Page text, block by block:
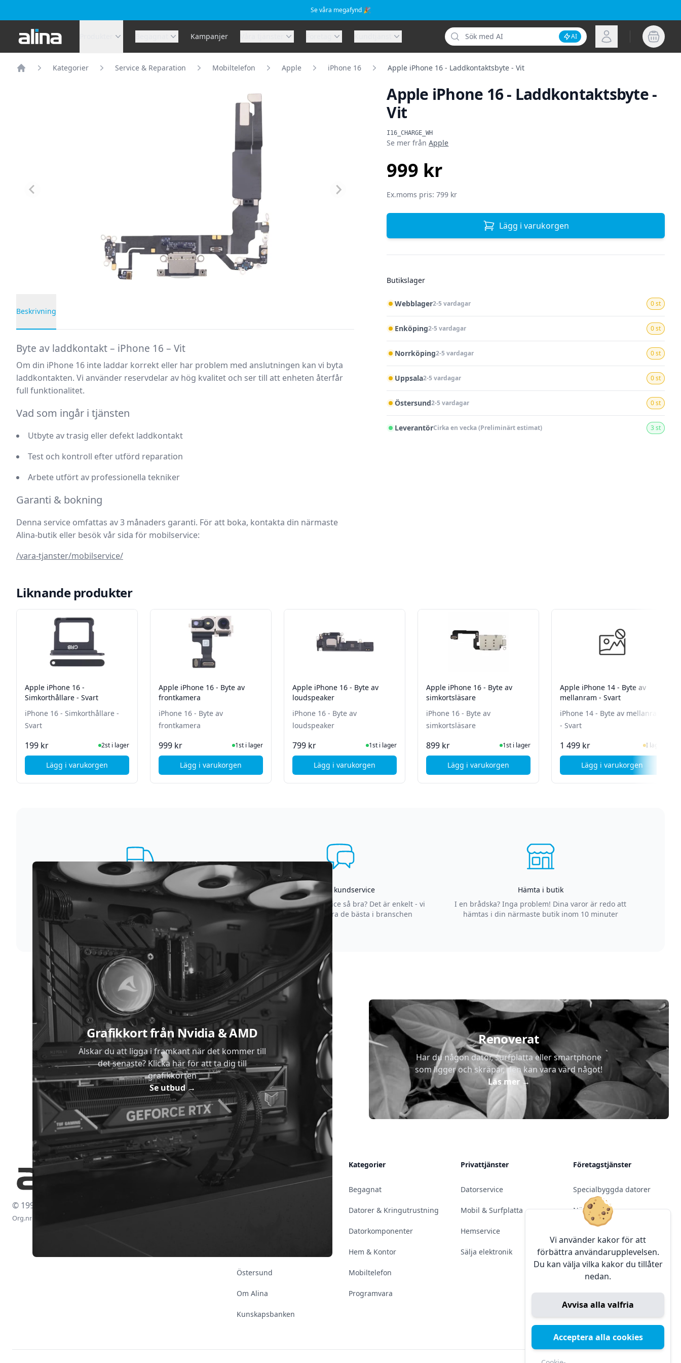
Se våra megafynd 🎉
Alina.se Kampanjer
Sök
Inaktivera AI-sökning
AI Logga in
Kategorier Service & Reparation Mobiltelefon Apple iPhone 16 Apple iPhone 16 - Laddkontaktsbyte - Vit
Apple iPhone 16 - Laddkontaktsbyte -
Vit
I16_CHARGE_WH
Produktinformation
Se mer frånApple
999 kr
Ex.moms pris: 799 kr
Lägg i varukorgen
Butikslager
Webblager2-5 vardagar 0 st
Enköping2-5 vardagar 0 st
Norrköping2-5 vardagar 0 st
Uppsala2-5 vardagar 0 st
Östersund2-5 vardagar 0 st
LeverantörCirka en vecka (Preliminärt estimat) 3 st
Beskrivning
Byte av laddkontakt – iPhone 16 – Vit
Om din iPhone 16 inte laddar korrekt eller har problem med anslutningen kan vi byta
laddkontakten. Vi använder reservdelar av hög kvalitet och ser till att enheten återfår
full funktionalitet.
Vad som ingår i tjänsten
Utbyte av trasig eller defekt laddkontakt
Test och kontroll efter utförd reparation
Arbete utfört av professionella tekniker
Garanti & bokning
Denna service omfattas av3 månaders garanti. För att boka, kontakta din närmaste
Alina-butik eller besök vår sida för mobilservice:
/vara-tjanster/mobilservice/
Liknande produkter
Apple iPhone 16 -
Simkorthållare - Svart
iPhone 16 - Simkorthållare -
Svart
199 kr I Lager2st i lager
Lägg i varukorgen, Apple iPhone 16 - Simkorthållare - Svart
Apple iPhone 16 - Byte av
frontkamera
iPhone 16 - Byte av
frontkamera
999 kr I Lager1st i lager
Lägg i varukorgen, Apple iPhone 16 - Byte av frontkamera
Apple iPhone 16 - Byte av
loudspeaker
iPhone 16 - Byte av
loudspeaker
799 kr I Lager1st i lager
Lägg i varukorgen, Apple iPhone 16 - Byte av loudspeaker
Apple iPhone 16 - Byte av
simkortsläsare
iPhone 16 - Byte av
simkortsläsare
899 kr I Lager1st i lager
Lägg i varukorgen, Apple iPhone 16 - Byte av simkortsläsare
Apple iPhone 14 - Byte av
mellanram - Svart
iPhone 14 - Byte av mellanram
- Svart
1 499 kr I lager
Lägg i varukorgen, Apple iPhone 14 -
Supersnabb leverans
Vi förstår att du inte vill vänta. Därför packar och
skickar vi dina varor med blixtens hastighet
Asgrym kundservice
Varför är vår kundservice så bra? Det är enkelt - vi
strävar efter att vara de bästa i branschen
Hämta i butik
I en brådska? Inga problem! Dina varor är redo att
hämtas i din närmaste butik inom 10 minuter
Vi använder kakor för att
förbättra användarupplevelsen.
Du kan välja vilka kakor du tillåter
nedan.
Avvisa alla valfria
Acceptera alla cookies
Grafikkort från Nvidia & AMD
Älskar du att ligga i framkant när det kommer till
det senaste? Klicka här för att ta dig till
grafikkorten
Se utbud→
Renoverat
Har du någon dator, surfplatta eller smartphone
som ligger och skräpar, den kan vara värd något!
Läs mer→
© 1997-2026
Org.nr: 556438-4260
Kontakt & Öppettider
Östersund
Om Alina
Kunskapsbanken
Kategorier
Begagnat
Datorer & Kringutrustning
Datorkomponenter
Hem & Kontor
Mobiltelefon
Programvara
Privattjänster
Datorservice
Mobil & Surfplatta
Hemservice
Sälja elektronik
Företagstjänster
Specialbyggda datorer
Nätverk
Programvara
Server & Backup
Konferens & Public Display
Sälja elektronik